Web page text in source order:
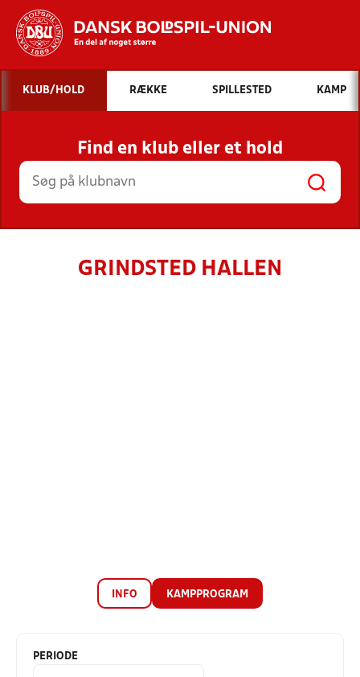
Hvad vil du søge efter?
INDHOLD OG NYHEDER
STILLINGER, RESULTATER, KLUBBER OG
HOLD
KLUB/HOLD RÆKKE SPILLESTED KAMP
Find en klub eller et hold
GRINDSTED HALLEN
INFO KAMPPROGRAM
PERIODE